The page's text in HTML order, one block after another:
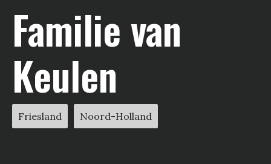
Familie van
Keulen
Friesland Noord-Holland